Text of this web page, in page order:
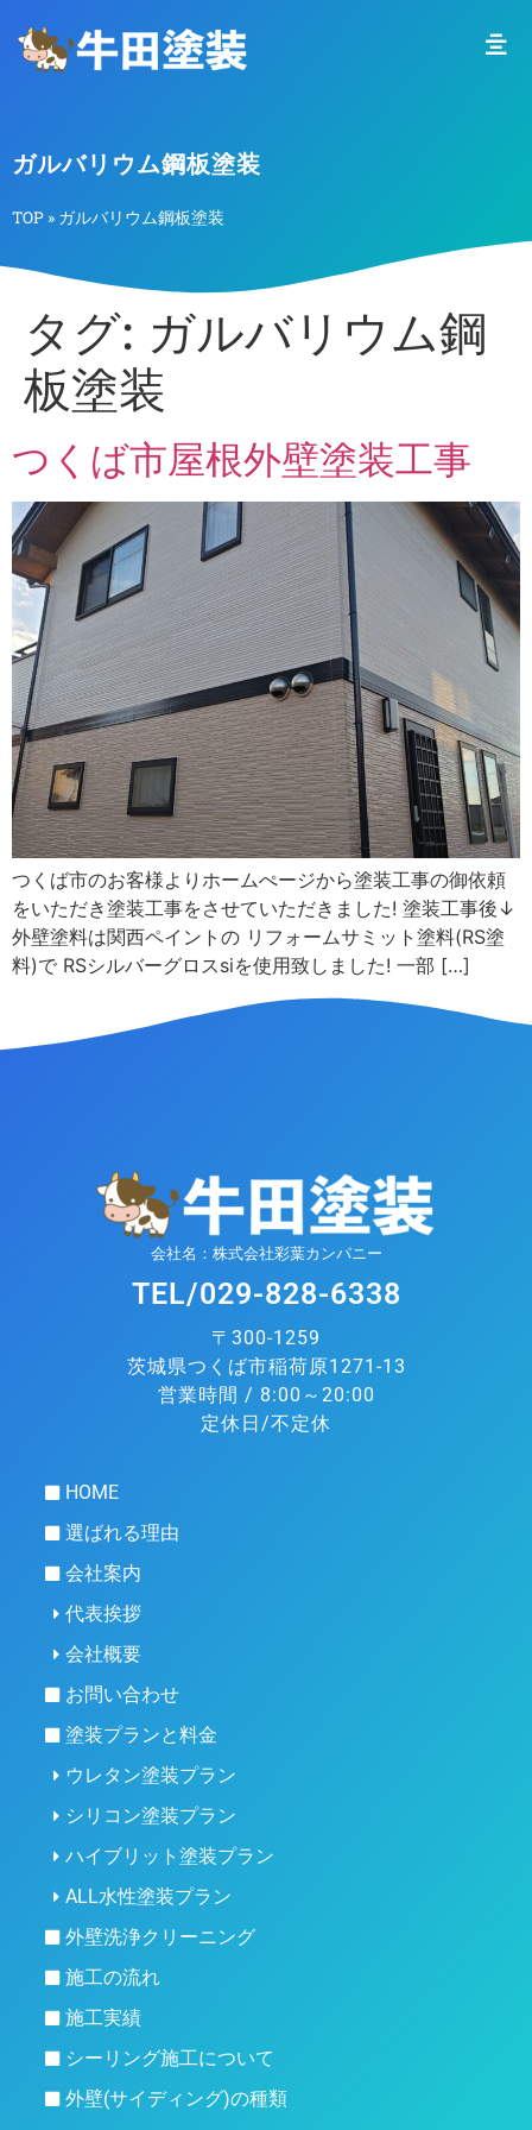
ガルバリウム鋼板塗装
TOP » ガルバリウム鋼板塗装
タグ: ガルバリウム鋼
板塗装
つくば市屋根外壁塗装工事
つくば市のお客様よりホームぺージから塗装工事の御依頼
をいただき塗装工事をさせていただきました! 塗装工事後↓
外壁塗料は関西ペイントの リフォームサミット塗料(RS塗
料)で RSシルバーグロスsiを使用致しました! 一部 […]
会社名：株式会社彩葉カンパニー
TEL/029-828-6338
〒300-1259
茨城県つくば市稲荷原1271-13
営業時間 / 8:00～20:00
定休日/不定休
HOME
選ばれる理由
会社案内
代表挨拶
会社概要
お問い合わせ
塗装プランと料金
ウレタン塗装プラン
シリコン塗装プラン
ハイブリット塗装プラン
ALL水性塗装プラン
外壁洗浄クリーニング
施工の流れ
施工実績
シーリング施工について
外壁(サイディング)の種類